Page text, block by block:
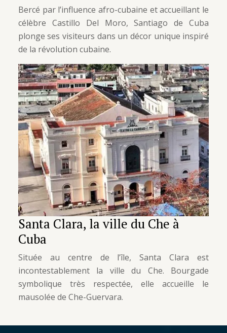
Bercé par l’influence afro-cubaine et accueillant le
célèbre Castillo Del Moro, Santiago de Cuba
plonge ses visiteurs dans un décor unique inspiré
de la révolution cubaine.
Santa Clara, la ville du Che à
Cuba
Située au centre de l’île, Santa Clara est
incontestablement la ville du Che. Bourgade
symbolique très respectée, elle accueille le
mausolée de Che-Guervara.